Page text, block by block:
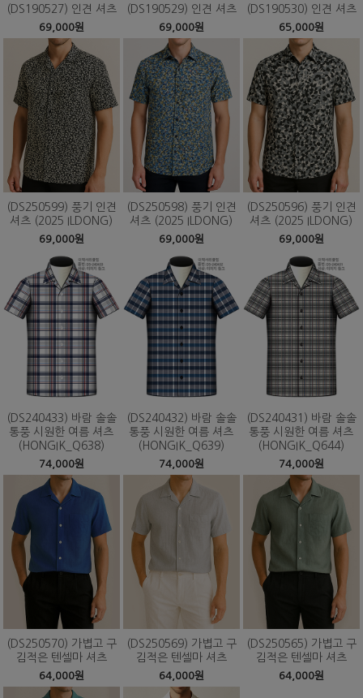
(DS190527) 인견 셔츠
69,000원
(DS190529) 인견 셔츠
69,000원
(DS190530) 인견 셔츠
65,000원
(DS250599) 풍기 인견
셔츠 (2025 ILDONG)
69,000원
(DS250598) 풍기 인견
셔츠 (2025 ILDONG)
69,000원
(DS250596) 풍기 인견
셔츠 (2025 ILDONG)
69,000원
(DS240433) 바람 솔솔
통풍 시원한 여름 셔츠
(HONGIK_Q638)
74,000원
(DS240432) 바람 솔솔
통풍 시원한 여름 셔츠
(HONGIK_Q639)
74,000원
(DS240431) 바람 솔솔
통풍 시원한 여름 셔츠
(HONGIK_Q644)
74,000원
(DS250570) 가볍고 구
김적은 텐셀마 셔츠
64,000원
(DS250569) 가볍고 구
김적은 텐셀마 셔츠
64,000원
(DS250565) 가볍고 구
김적은 텐셀마 셔츠
64,000원